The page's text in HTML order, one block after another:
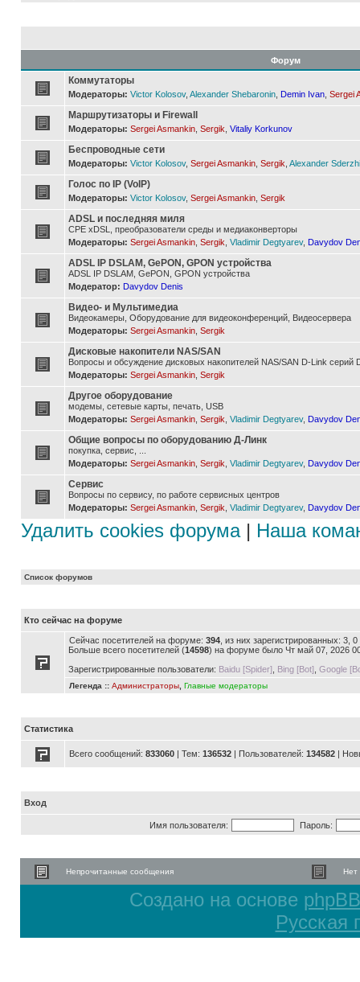
Форум
Коммутаторы
Модераторы: Victor Kolosov, Alexander Shebaronin Demin Ivan Sergei
Маршрутизаторы и Firewall
Модераторы: Sergei Asmankin Sergik Vitaliy Korkunov
Беспроводные сети
Модераторы: Victor Kolosov, Sergei Asmankin Sergik Alexander
Голос по IP (VoIP)
Модераторы: Victor Kolosov, Sergei Asmankin Sergik
ADSL и последняя миля
CPE xDSL, преобразователи среды и медиаконверторы
Модераторы: Sergei Asmankin Sergik Vladimir Degtyarev, Davydov
ADSL IP DSLAM, GePON, GPON устройства
ADSL IP DSLAM, GePON, GPON устройства
Модератор: Davydov Denis
Видео- и Мультимедиа
Видеокамеры, Оборудование для видеоконференций, Видеосервера
Модераторы: Sergei Asmankin Sergik
Дисковые накопители NAS/SAN
Вопросы и обсуждение дисковых накопителей NAS/SAN D-Link серий
Модераторы: Sergei Asmankin Sergik
Другое оборудование
модемы, сетевые карты, печать, USB
Модераторы: Sergei Asmankin Sergik Vladimir Degtyarev, Davydov
Общие вопросы по оборудованию Д-Линк
покупка, сервис, ...
Модераторы: Sergei Asmankin Sergik Vladimir Degtyarev, Davydov
Сервис
Вопросы по сервису, по работе сервисных центров
Модераторы: Sergei Asmankin Sergik Vladimir Degtyarev, Davydov
Удалить cookies форума| Наша
Список форумов
Кто сейчас на форуме
Сейчас посетителей на форуме: 394 , из них зарегистрированных: 3,
Больше всего посетителей (14598) на форуме было Чт май 07, 2026
Зарегистрированные пользователи: Baidu [Spider] Bing [Bot] Google
Легенда :: Администраторы Главные модераторы
Статистика
Всего сообщений: 833060 | Тем: 136532 | Пользователей: 134582 |
Вход
Имя пользователя: Пароль:
Непрочитанные сообщения Нет
Создано на основе phpBB
Русская